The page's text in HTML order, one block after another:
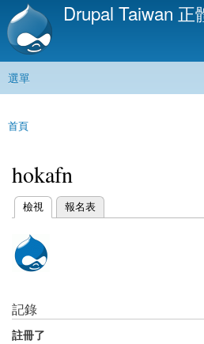
移
內
Drupal Taiwan 正
主選單
選單
您在這裡
首頁
hokafn
主要索引標籤
檢視
(作用中頁籤) 報名表
記錄
註冊了